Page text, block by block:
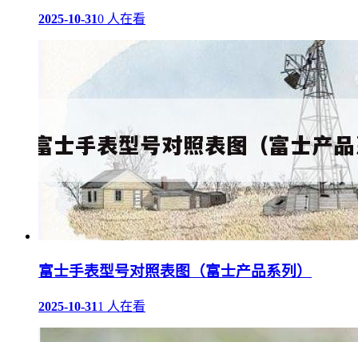
2025-10-310 人在看
富士手表型号对照表图（富士产品系列）
2025-10-311 人在看